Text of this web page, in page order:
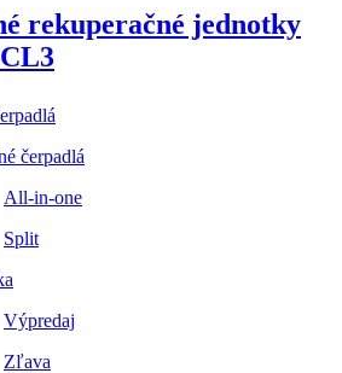
rekuperačné jednotky
čerpadlá
All-in-one
Split
Výpredaj
Zľava